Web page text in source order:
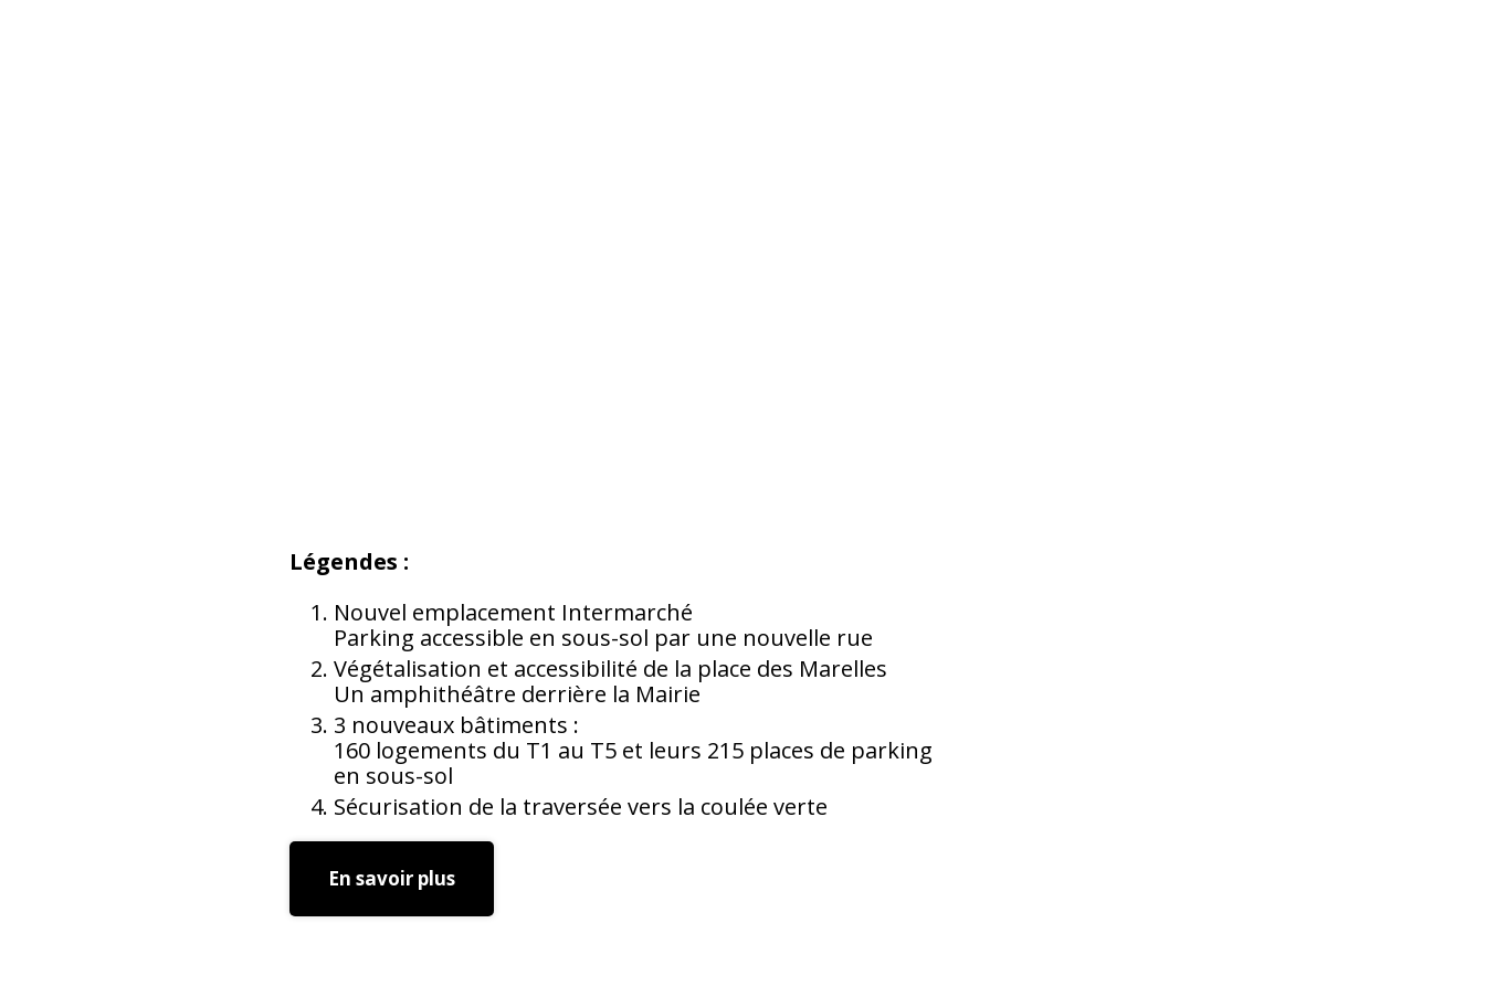
Légendes :
Nouvel emplacement Intermarché
Parking accessible en sous-sol par une nouvelle rue
Végétalisation et accessibilité de la place des Marelles
Un amphithéâtre derrière la Mairie
3 nouveaux bâtiments :
160 logements du T1 au T5 et leurs 215 places de parking
en sous-sol
Sécurisation de la traversée vers la coulée verte
En savoir plus